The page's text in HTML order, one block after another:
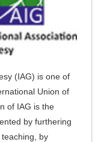
(IAG) is one of
Union of
of IAG is the
by furthering
by